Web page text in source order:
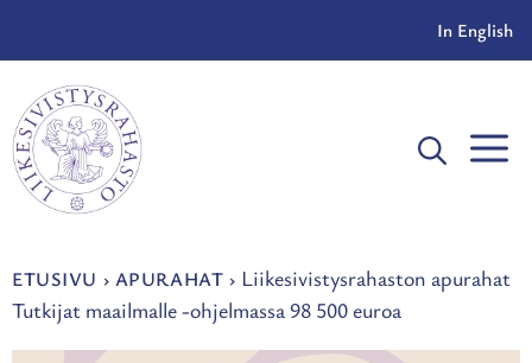
In English
ETUSIVU › APURAHAT › Liikesivistysrahaston apurahat
Tutkijat maailmalle -ohjelmassa 98 500 euroa